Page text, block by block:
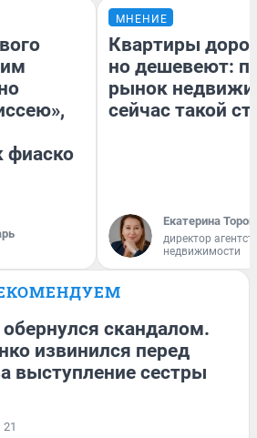
фиаско
МНЕНИЕ
Квартиры
но дешевеют:
рынок
сейчас такой
Екатерина
директор
недвижимости
скандалом.
извинился перед
выступление сестры
21